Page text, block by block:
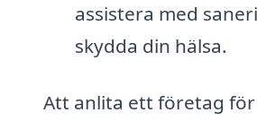
assistera med
skydda din hälsa.
Att anlita ett företag